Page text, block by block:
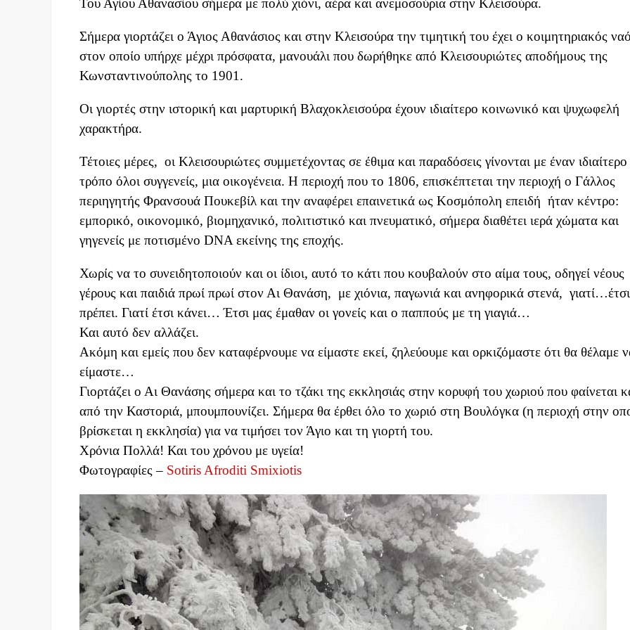
Του Αγίου Αθανασίου σήμερα με πολύ χιόνι, αέρα και ανεμοσούρια στην Κλεισούρα.
Σήμερα γιορτάζει ο Άγιος Αθανάσιος και στην Κλεισούρα την τιμητική του έχει ο κοιμητηριακός
στον οποίο υπήρχε μέχρι πρόσφατα, μανουάλι που δωρήθηκε από Κλεισουριώτες αποδήμους της
Κωνσταντινούπολης το 1901.
Οι γιορτές στην ιστορική και μαρτυρική Βλαχοκλεισούρα έχουν ιδιαίτερο κοινωνικό και ψυχωφελή
χαρακτήρα.
Τέτοιες μέρες, οι Κλεισουριώτες συμμετέχοντας σε έθιμα και παραδόσεις γίνονται με έναν ιδιαίτερο
τρόπο όλοι συγγενείς, μια οικογένεια. Η περιοχή που το 1806, επισκέπτεται την περιοχή ο Γάλλος
περιηγητής Φρανσουά Πουκεβίλ και την αναφέρει επαινετικά ως Κοσμόπολη επειδή ήταν κέντρο:
εμπορικό, οικονομικό, βιομηχανικό, πολιτιστικό και πνευματικό, σήμερα διαθέτει ιερά χώματα και
γηγενείς με ποτισμένο DNA εκείνης της εποχής.
Χωρίς να το συνειδητοποιούν και οι ίδιοι, αυτό το κάτι που κουβαλούν στο αίμα τους, οδηγεί νέους
γέρους και παιδιά πρωί πρωί στον Αι Θανάση, με χιόνια, παγωνιά και ανηφορικά στενά, γιατί…έτσι
πρέπει. Γιατί έτσι κάνει… Έτσι μας έμαθαν οι γονείς και ο παππούς με τη γιαγιά…
Και αυτό δεν αλλάζει.
Ακόμη και εμείς που δεν καταφέρνουμε να είμαστε εκεί, ζηλεύουμε και ορκιζόμαστε ότι θα θέλαμε
είμαστε…
Γιορτάζει ο Αι Θανάσης σήμερα και το τζάκι της εκκλησιάς στην κορυφή του χωριού που φαίνεται
από την Καστοριά, μπουμπουνίζει. Σήμερα θα έρθει όλο το χωριό στη Βουλόγκα (η περιοχή στην
βρίσκεται η εκκλησία) για να τιμήσει τον Άγιο και τη γιορτή του.
Χρόνια Πολλά! Και του χρόνου με υγεία!
Φωτογραφίες – Sotiris Afroditi Smixiotis